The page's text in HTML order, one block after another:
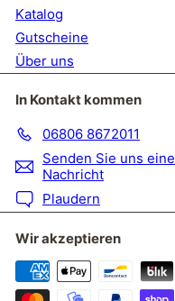
Katalog
Gutscheine
Über uns
In Kontakt kommen
06806 8672011
Senden Sie uns eine
Nachricht
Plaudern
Wir akzeptieren